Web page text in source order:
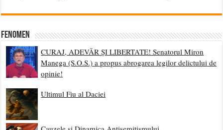
Fenomen
CURAJ, ADEVĂR ȘI LIBERTATE! Senatorul Miron
Manega (S.O.S.) a propus abrogarea legilor delictului de
opinie!
Ultimul Fiu al Daciei